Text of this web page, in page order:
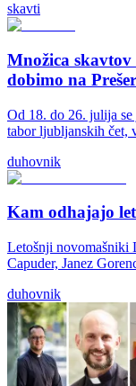
skavti
Množica skavtov
dobimo na
Od 18. do 26. julija
tabor ljubljanskih čet,
duhovnik
Kam odhajajo
Letošnji novomašniki
Capuder, Janez
duhovnik